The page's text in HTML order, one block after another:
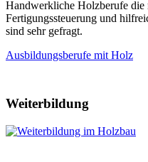
Handwerkliche Holzberufe die
Fertigungssteuerung und
sind sehr gefragt.
Ausbildungsberufe mit Holz
Weiterbildung